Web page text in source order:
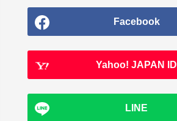
Facebook
Yahoo! JAPAN ID
LINE